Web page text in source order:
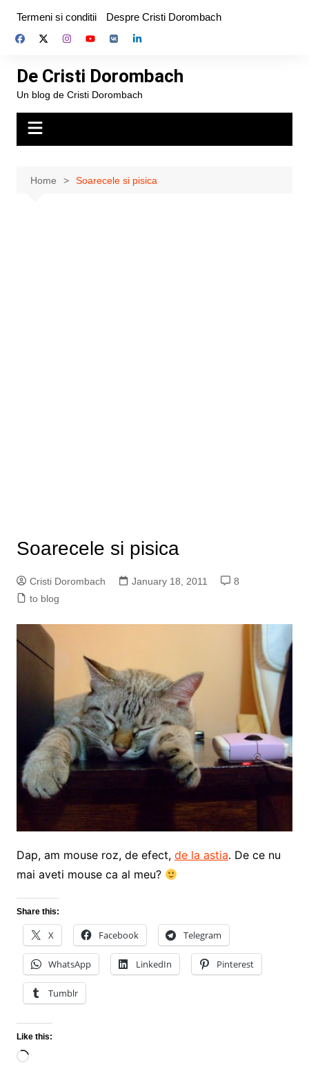
content
Termeni si conditii Despre Cristi Dorombach
De Cristi Dorombach
Un blog de Cristi Dorombach
Home Soarecele si pisica
Soarecele si pisica
Cristi Dorombach January 18, 2011
8
to blog
Dap, am mouse roz, de efect, de la astia. De ce nu
mai aveti mouse ca al meu?
Share this:
X Facebook Telegram
WhatsApp LinkedIn Pinterest
Tumblr
Like this:
Loading…